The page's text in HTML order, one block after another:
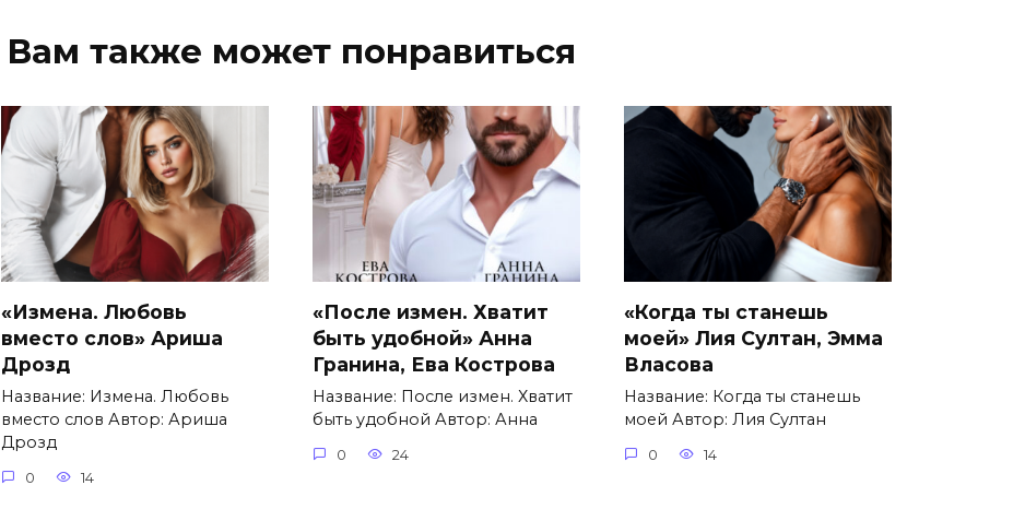
Вам также может понравиться
«Измена. Любовь
вместо слов» Ариша
Дрозд
Название: Измена. Любовь
вместо слов Автор: Ариша
Дрозд
0 14
«После измен. Хватит
быть удобной» Анна
Гранина, Ева Кострова
Название: После измен. Хватит
быть удобной Автор: Анна
0 24
«Когда ты станешь
моей» Лия Султан, Эмма
Власова
Название: Когда ты станешь
моей Автор: Лия Султан
0 14